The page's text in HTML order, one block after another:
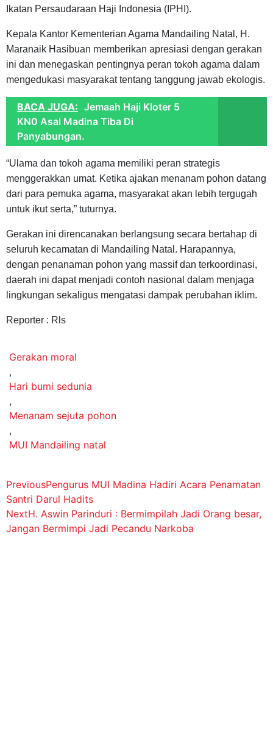
Ikatan Persaudaraan Haji Indonesia (IPHI).
Kepala Kantor Kementerian Agama Mandailing Natal, H.
Maranaik Hasibuan memberikan apresiasi dengan gerakan
ini dan menegaskan pentingnya peran tokoh agama dalam
mengedukasi masyarakat tentang tanggung jawab ekologis.
BACA JUGA: Jemaah Haji Kloter 5
KN0 Asal Madina Tiba Di
Panyabungan.
“Ulama dan tokoh agama memiliki peran strategis
menggerakkan umat. Ketika ajakan menanam pohon datang
dari para pemuka agama, masyarakat akan lebih tergugah
untuk ikut serta,” tuturnya.
Gerakan ini direncanakan berlangsung secara bertahap di
seluruh kecamatan di Mandailing Natal. Harapannya,
dengan penanaman pohon yang massif dan terkoordinasi,
daerah ini dapat menjadi contoh nasional dalam menjaga
lingkungan sekaligus mengatasi dampak perubahan iklim.
Reporter : Rls
Gerakan moral
,
Hari bumi sedunia
,
Menanam sejuta pohon
,
MUI Mandailing natal
PreviousPengurus MUI Madina Hadiri Acara Penamatan
Santri Darul Hadits
NextH. Aswin Parinduri : Bermimpilah Jadi Orang besar,
Jangan Bermimpi Jadi Pecandu Narkoba